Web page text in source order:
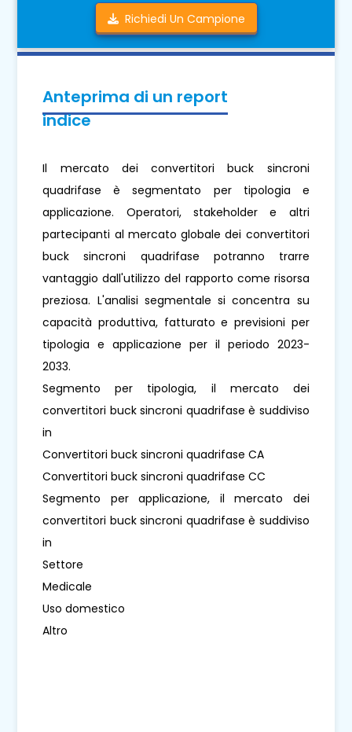
Richiedi Un Campione
Anteprima di un report
indice
Il mercato dei convertitori buck sincroni
quadrifase è segmentato per tipologia e
applicazione. Operatori, stakeholder e altri
partecipanti al mercato globale dei convertitori
buck sincroni quadrifase potranno trarre
vantaggio dall'utilizzo del rapporto come risorsa
preziosa. L'analisi segmentale si concentra su
capacità produttiva, fatturato e previsioni per
tipologia e applicazione per il periodo 2023-
2033.
Segmento per tipologia, il mercato dei
convertitori buck sincroni quadrifase è suddiviso
in
Convertitori buck sincroni quadrifase CA
Convertitori buck sincroni quadrifase CC
Segmento per applicazione, il mercato dei
convertitori buck sincroni quadrifase è suddiviso
in
Settore
Medicale
Uso domestico
Altro